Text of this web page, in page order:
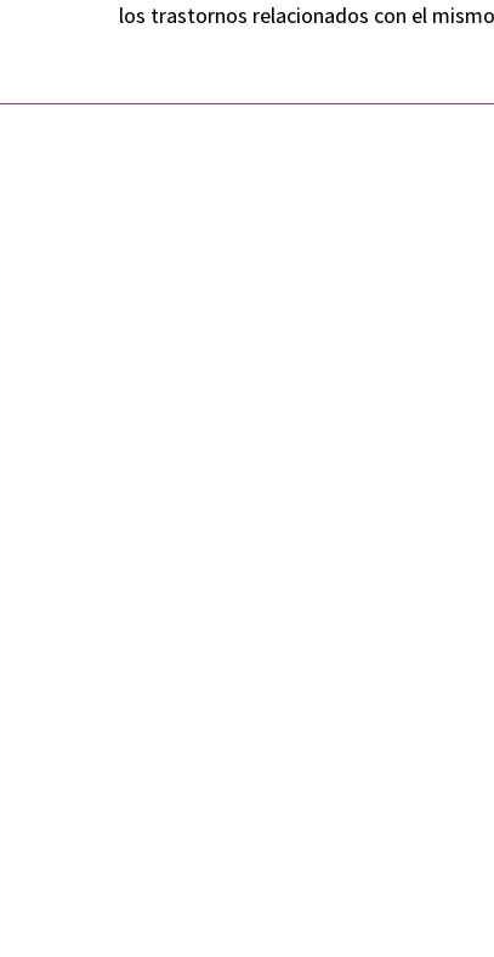
los trastornos relacionados con el